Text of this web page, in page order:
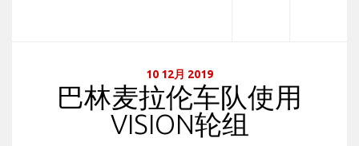
10 12月 2019
巴林麦拉伦车队使用
VISION轮组